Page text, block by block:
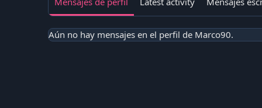
Aún no hay mensajes en el perfil de Marco90.